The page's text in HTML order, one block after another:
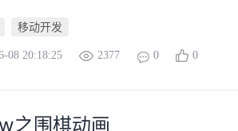
移动开发
08 20:18:25 2377 0 0
之围棋动画